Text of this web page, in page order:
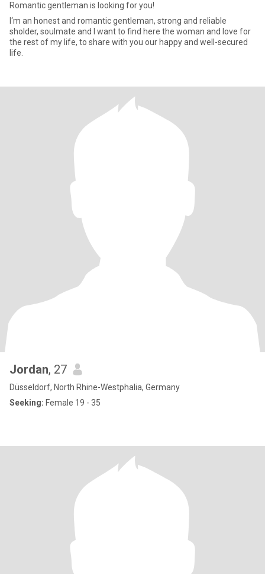
Romantic gentleman is looking for you!
I‘m an honest and romantic gentleman, strong and reliable
sholder, soulmate and I want to find here the woman and love for
the rest of my life, to share with you our happy and well-secured
life.
Jordan, 27
Düsseldorf, North Rhine-Westphalia, Germany
Seeking: Female 19 - 35